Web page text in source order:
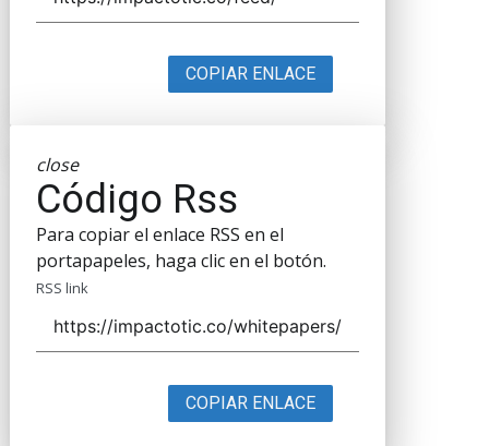
COPIAR ENLACE
close
Código Rss
Para copiar el enlace RSS en el
portapapeles, haga clic en el botón.
RSS link
COPIAR ENLACE